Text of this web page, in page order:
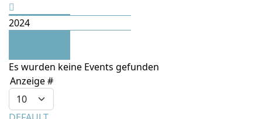
2024
Es wurden keine Events gefunden
Limite der Paginierungsliste
Anzeige #